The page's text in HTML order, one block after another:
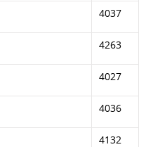
4037
4263
4027
4036
4132